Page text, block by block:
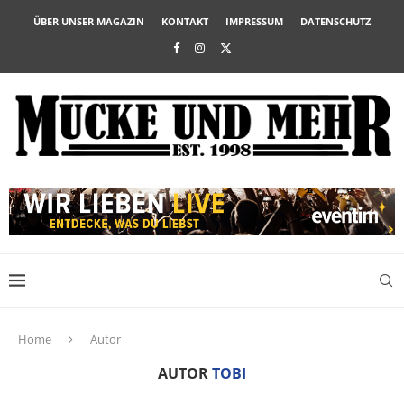
ÜBER UNSER MAGAZIN KONTAKT IMPRESSUM DATENSCHUTZ
Home Autor
AUTORTOBI